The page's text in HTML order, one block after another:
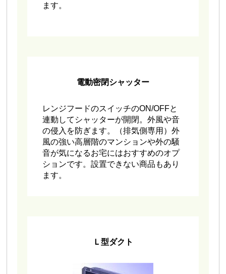
ます。
電動密閉シャッター
レンジフードのスイッチのON/OFFと
連動してシャッターが開閉。外風や音
の侵入を防ぎます。（排気側専用）外
風の強い高層階のマンションや外の騒
音が気になるお宅にはおすすめのオプ
ションです。設置できない商品もあり
ます。
Ｌ型ダクト